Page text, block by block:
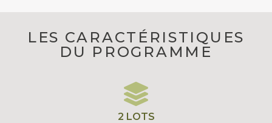
LES CARACTÉRISTIQUES
DU PROGRAMME
2 LOTS